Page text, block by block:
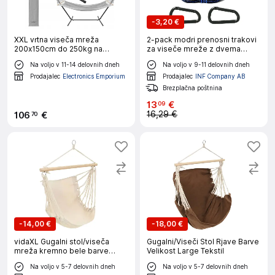
XXL vrtna viseča mreža
200x150cm do 250kg na
kovinskem stojalu
Na voljo v 11-14 delovnih dneh
Prodajalec Electronics Emporium
106 70 €
-3,20 €
2-pack modri prenosni trakovi
za viseče mreže z dvema
zaponkama
Na voljo v 9-11 delovnih dneh
Prodajalec INF Company AB
Brezplačna poštnina
1309 €
16,29 €
-14,00 €
vidaXL Gugalni stol/viseča
mreža kremno bele barve
velikost L blago
Na voljo v 5-7 delovnih dneh
-18,00 €
Gugalni/Viseči Stol Rjave Barve
Velikost Large Tekstil
Na voljo v 5-7 delovnih dneh